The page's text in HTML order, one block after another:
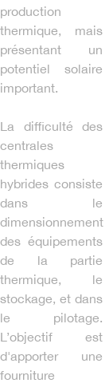
production
thermique, mais
présentant un
potentiel solaire
important.
La difficulté des
centrales
thermiques
hybrides consiste
dans le
dimensionnement
des équipements
de la partie
thermique, le
stockage, et dans
le pilotage.
L’objectif est
d'apporter une
fourniture